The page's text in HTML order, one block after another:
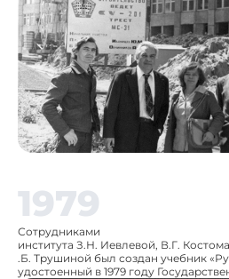
1979
Сотрудниками
института З.Н. Иевлевой, В.Г.
.Б. Трушиной был создан учебник
удостоенный в 1979 году